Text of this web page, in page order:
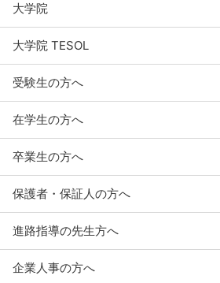
大学院
大学院 TESOL
受験生の方へ
在学生の方へ
卒業生の方へ
保護者・保証人の方へ
進路指導の先生方へ
企業人事の方へ